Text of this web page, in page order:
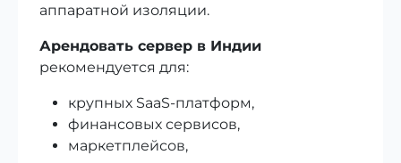
аппаратной изоляции.
Арендовать сервер в Индии
рекомендуется для:
крупных SaaS-платформ,
финансовых сервисов,
маркетплейсов,